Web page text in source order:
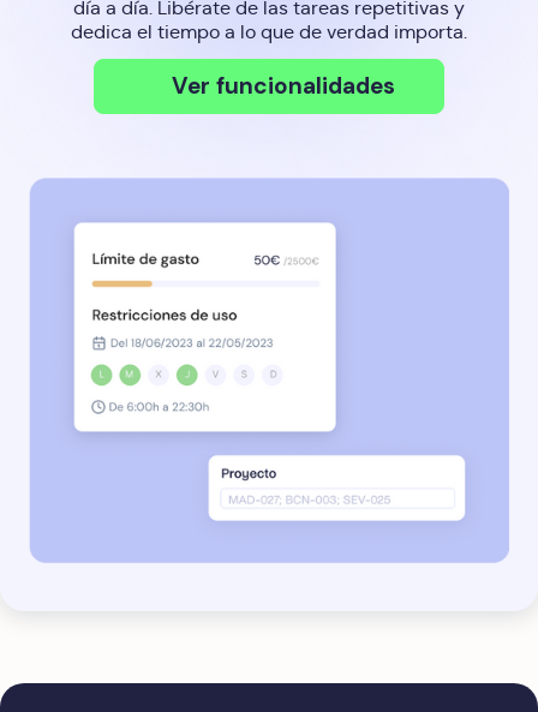
día a día. Libérate de las tareas repetitivas y
dedica el tiempo a lo que de verdad importa.
Ver funcionalidades